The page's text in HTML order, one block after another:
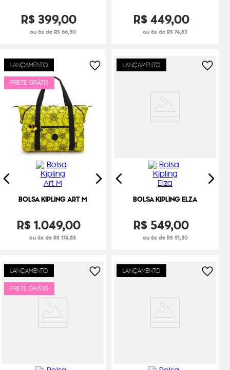
R$399,00
ou 6x de R$ 66,50
R$449,00
ou 6x de R$ 74,83
LANÇAMENTO
FRETE GRÁTIS
BOLSA KIPLING ART M
R$1.049,00
ou 6x de R$ 174,83
LANÇAMENTO
BOLSA KIPLING ELZA
R$549,00
ou 6x de R$ 91,50
LANÇAMENTO
FRETE GRÁTIS
LANÇAMENTO